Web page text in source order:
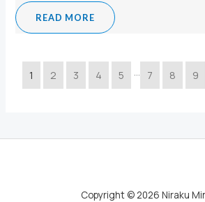
READ MORE
1 2 3 4 5 … 7 8 9
Copyright © 2026 Niraku